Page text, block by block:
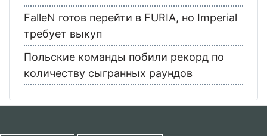
FalleN готов перейти в FURIA, но Imperial
требует выкуп
Польские команды побили рекорд по
количеству сыгранных раундов